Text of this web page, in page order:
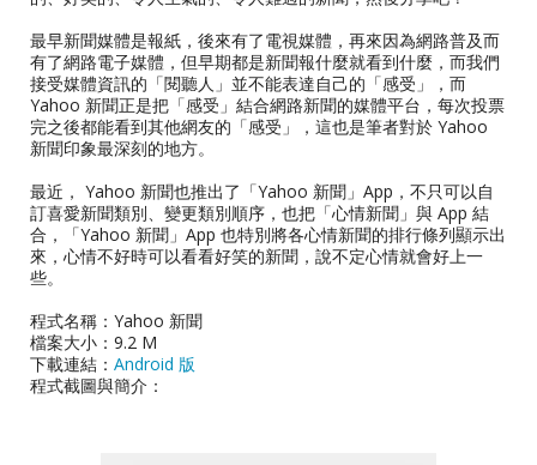
最早新聞媒體是報紙，後來有了電視媒體，再來因為網路普及而
有了網路電子媒體，但早期都是新聞報什麼就看到什麼，而我們
接受媒體資訊的「閱聽人」並不能表達自己的「感受」，而
Yahoo 新聞正是把「感受」結合網路新聞的媒體平台，每次投票
完之後都能看到其他網友的「感受」，這也是筆者對於 Yahoo
新聞印象最深刻的地方。
最近， Yahoo 新聞也推出了「Yahoo 新聞」App，不只可以自
訂喜愛新聞類別、變更類別順序，也把「心情新聞」與 App 結
合，「Yahoo 新聞」App 也特別將各心情新聞的排行條列顯示出
來，心情不好時可以看看好笑的新聞，說不定心情就會好上一
些。
程式名稱：Yahoo 新聞
檔案大小：9.2 M
下載連結： Android 版
程式截圖與簡介：